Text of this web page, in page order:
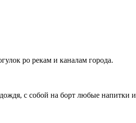
ро рекам и каналам города.
с собой на борт любые напитки